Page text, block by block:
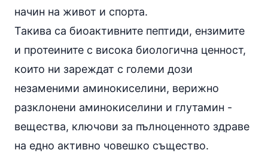
начин на живот и спорта.
Такива са биоактивните пептиди, ензимите
и протеините с висока биологична ценност,
които ни зареждат с големи дози
незаменими аминокиселини, верижно
разклонени аминокиселини и глутамин -
вещества, ключови за пълноценното здраве
на едно активно човешко същество.